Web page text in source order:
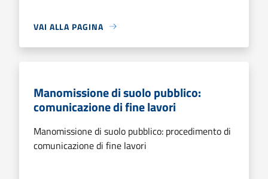
VAI ALLA PAGINA
Manomissione di suolo pubblico:
comunicazione di fine lavori
Manomissione di suolo pubblico: procedimento di
comunicazione di fine lavori